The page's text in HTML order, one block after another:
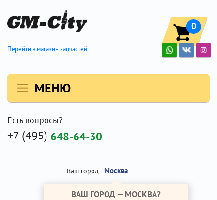
Перейти в магазин запчастей
0
МЕНЮ
Есть вопросы?
+7 (495) 648-64-30
Ваш город: Москва
ВАШ ГОРОД — МОСКВА?